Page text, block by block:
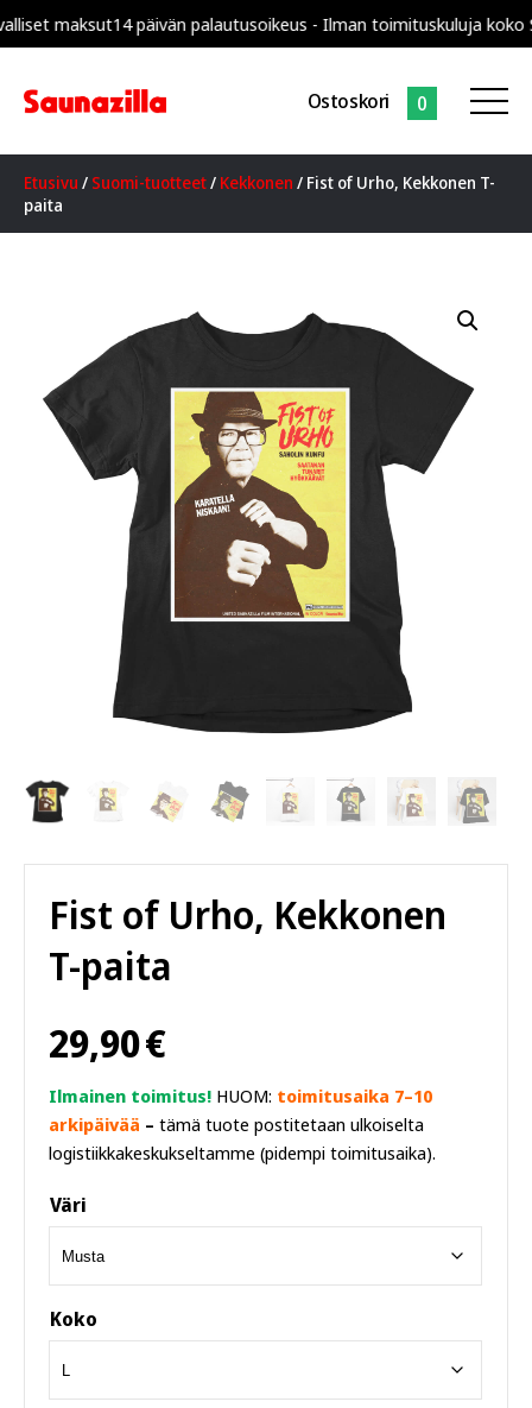
maksut14 päivän palautusoikeus - Ilman toimituskuluja koko
Ostoskori 0
Etusivu / Suomi-tuotteet/ Kekkonen / Fist of Urho, Kekkonen T-
paita
Fist of Urho, Kekkonen
T-paita
29,90€
Ilmainen toimitus! HUOM: toimitusaika 7–10
arkipäivää – tämä tuote postitetaan ulkoiselta
logistiikkakeskukseltamme (pidempi toimitusaika).
Väri
Koko